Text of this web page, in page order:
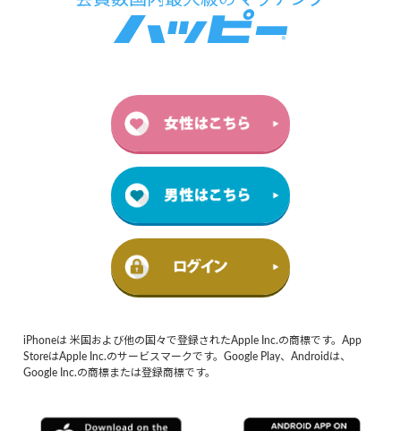
iPhoneは 米国および他の国々で登録されたApple Inc.の商標です。App
StoreはApple Inc.のサービスマークです。Google Play、Androidは、
Google Inc.の商標または登録商標です。